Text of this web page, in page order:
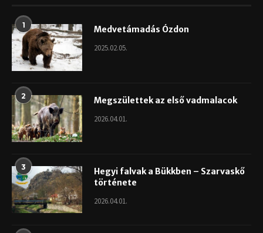
1 Medvetámadás Ózdon
2025.02.05.
2 Megszülettek az első vadmalacok
2026.04.01.
3
Hegyi falvak a Bükkben – Szarvaskő
története
2026.04.01.